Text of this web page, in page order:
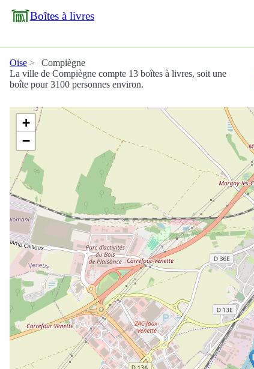
Boîtes à livres
Oise
Compiègne
La ville de Compiègne compte 13 boîtes à livres, soit une
boîte pour 3100 personnes environ.
+
−